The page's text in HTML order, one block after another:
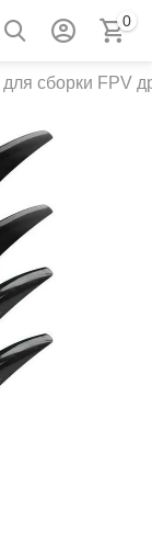
0
сборки FPV